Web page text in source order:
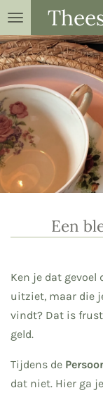
Ga
direct
naar
de
hoofdinhoud
Een
Ken je dat
uitziet, maar die
vindt? Dat is
geld.
Tijdens de
dat niet. Hier ga